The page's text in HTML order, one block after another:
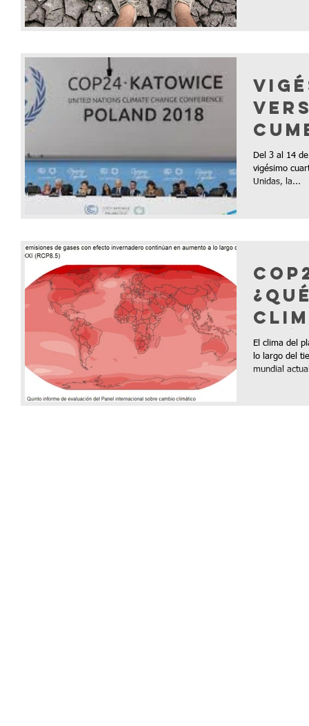
de
Del 3 al 14
vigésimo
Unidas, la...
qué
en
El clima del
lo largo del
mundial